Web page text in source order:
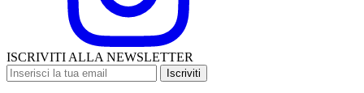
ISCRIVITI ALLA NEWSLETTER
Iscriviti